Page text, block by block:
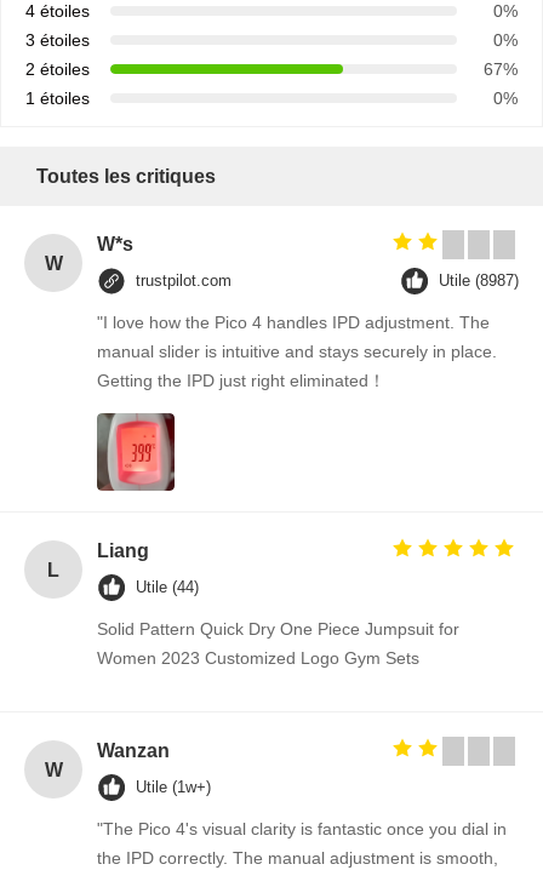
4 étoiles
0%
3 étoiles
0%
2 étoiles
67%
1 étoiles
0%
Toutes les critiques
W
W*s
trustpilot.com Utile (8987)
"I love how the Pico 4 handles IPD adjustment. The
manual slider is intuitive and stays securely in place.
Getting the IPD just right eliminated！
L
Liang
Utile (44)
Solid Pattern Quick Dry One Piece Jumpsuit for
Women 2023 Customized Logo Gym Sets
W
Wanzan
Utile (1w+)
"The Pico 4's visual clarity is fantastic once you dial in
the IPD correctly. The manual adjustment is smooth,